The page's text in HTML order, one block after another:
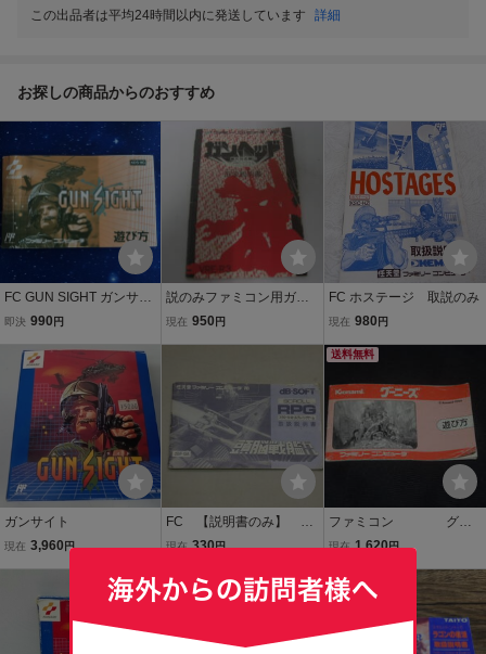
この出品者は平均24時間以内に発送しています
詳細
お探しの商品からのおすすめ
FC GUN SIGHT ガンサイ
ト 説明書のみ ファミリー
ン コナミ KONAMI 1991
取扱説明書
即決 990 円
説のみファミコン用ガン
ヘッド
現在 950 円
FC ホステージ 取説のみ
現在 980 円
ガンサイト
現在 3,960 円
FC 【説明書のみ】 頭
脳戦艦ガル デービーソ
現在 330円
送料無料
ファミコン グー
ニーズ (取説のみ)
現在 1,620円
送料無料